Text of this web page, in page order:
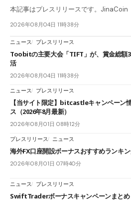
本記事はプレスリリースです。JinaCoin
2026年08月04日 11時38分
ニュース プレスリリース
Toobitの主要大会「TIFT」が、賞金総額
活
2026年08月04日 11時38分
ニュース プレスリリース
【当サイト限定】bitcastleキャンペーン
ス（2026年8月最新）
2026年08月01日 08時12分
プレスリリース ニュース
海外FX口座開設ボーナスおすすめランキ
2026年08月01日 07時40分
ニュース プレスリリース
SwiftTraderボーナスキャンペーンまとめ